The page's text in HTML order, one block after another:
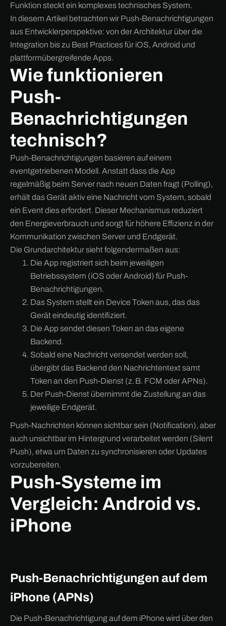
Funktion steckt ein komplexes technisches System.
In diesem Artikel betrachten wir Push-Benachrichtigungen
aus Entwicklerperspektive: von der Architektur über die
Integration bis zu Best Practices für iOS, Android und
plattformübergreifende Apps.
Wie funktionieren
Push-
Benachrichtigungen
technisch?
Push-Benachrichtigungen basieren auf einem
eventgetriebenen Modell. Anstatt dass die App
regelmäßig beim Server nach neuen Daten fragt (Polling),
erhält das Gerät aktiv eine Nachricht vom System, sobald
ein Event dies erfordert. Dieser Mechanismus reduziert
den Energieverbrauch und sorgt für höhere Effizienz in der
Kommunikation zwischen Server und Endgerät.
Die Grundarchitektur sieht folgendermaßen aus:
Die App registriert sich beim jeweiligen
Betriebssystem (iOS oder Android) für Push-
Benachrichtigungen.
Das System stellt ein Device Token aus, das das
Gerät eindeutig identifiziert.
Die App sendet diesen Token an das eigene
Backend.
Sobald eine Nachricht versendet werden soll,
übergibt das Backend den Nachrichtentext samt
Token an den Push-Dienst (z. B. FCM oder APNs).
Der Push-Dienst übernimmt die Zustellung an das
jeweilige Endgerät.
Push-Nachrichten können sichtbar sein (Notification), aber
auch unsichtbar im Hintergrund verarbeitet werden (Silent
Push), etwa um Daten zu synchronisieren oder Updates
vorzubereiten.
Push-Systeme im
Vergleich: Android vs.
iPhone
Push-Benachrichtigungen auf dem
iPhone (APNs)
Die Push-Benachrichtigung auf dem iPhone wird über den